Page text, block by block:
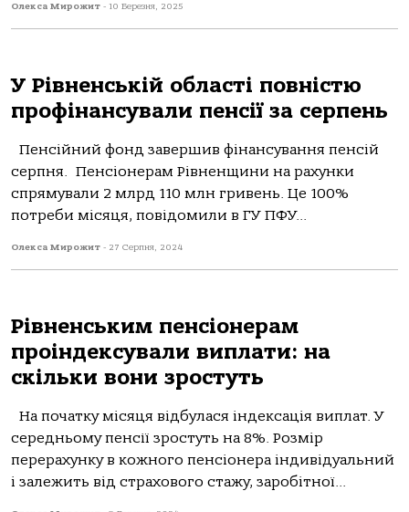
Олекса Мирожит - 10 Березня, 2025
У Рівненській області повністю
профінансували пенсії за серпень
Пенсійний фонд завершив фінансування пенсій
серпня. Пенсіонерам Рівненщини на рахунки
спрямували 2 млрд 110 млн гривень. Це 100%
потреби місяця, повідомили в ГУ ПФУ...
Олекса Мирожит - 27 Серпня, 2024
Рівненським пенсіонерам
проіндексували виплати: на
скільки вони зростуть
На початку місяця відбулася індексація виплат. У
середньому пенсії зростуть на 8%. Розмір
перерахунку в кожного пенсіонера індивідуальний
і залежить від страхового стажу, заробітної...